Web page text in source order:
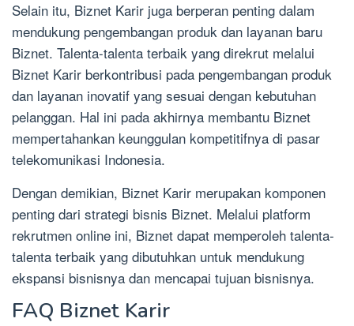
Selain itu, Biznet Karir juga berperan penting dalam
mendukung pengembangan produk dan layanan baru
Biznet. Talenta-talenta terbaik yang direkrut melalui
Biznet Karir berkontribusi pada pengembangan produk
dan layanan inovatif yang sesuai dengan kebutuhan
pelanggan. Hal ini pada akhirnya membantu Biznet
mempertahankan keunggulan kompetitifnya di pasar
telekomunikasi Indonesia.
Dengan demikian, Biznet Karir merupakan komponen
penting dari strategi bisnis Biznet. Melalui platform
rekrutmen online ini, Biznet dapat memperoleh talenta-
talenta terbaik yang dibutuhkan untuk mendukung
ekspansi bisnisnya dan mencapai tujuan bisnisnya.
FAQ Biznet Karir